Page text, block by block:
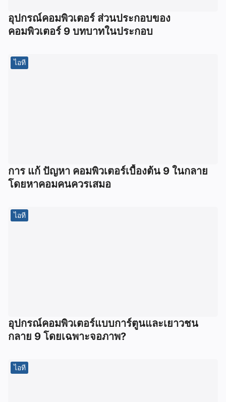
อุปกรณ์คอมพิวเตอร์ ส่วนประกอบของ
คอมพิวเตอร์ 9 บทบาทในประกอบ
ไอที
การ แก้ ปัญหา คอมพิวเตอร์เบื้องต้น 9 ในกลาย
โดยหาคอมคนควรเสมอ
ไอที
อุปกรณ์คอมพิวเตอร์แบบการ์ตูนและเยาวชน
กลาย 9 โดยเฉพาะจอภาพ?
ไอที